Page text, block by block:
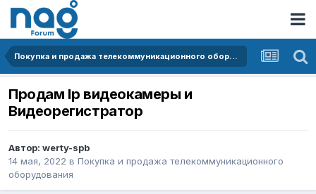
Покупка и продажа телекоммуникационного оборудования
Продам Ip видеокамеры и
Видеорегистратор
Автор: werty-spb
14 мая, 2022 в Покупка и продажа телекоммуникационного
оборудования